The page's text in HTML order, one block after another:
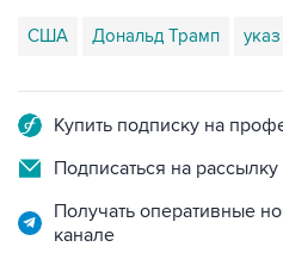
США Дональд Трамп указ
Купить подписку на
Подписаться на
Получать оперативные
канале